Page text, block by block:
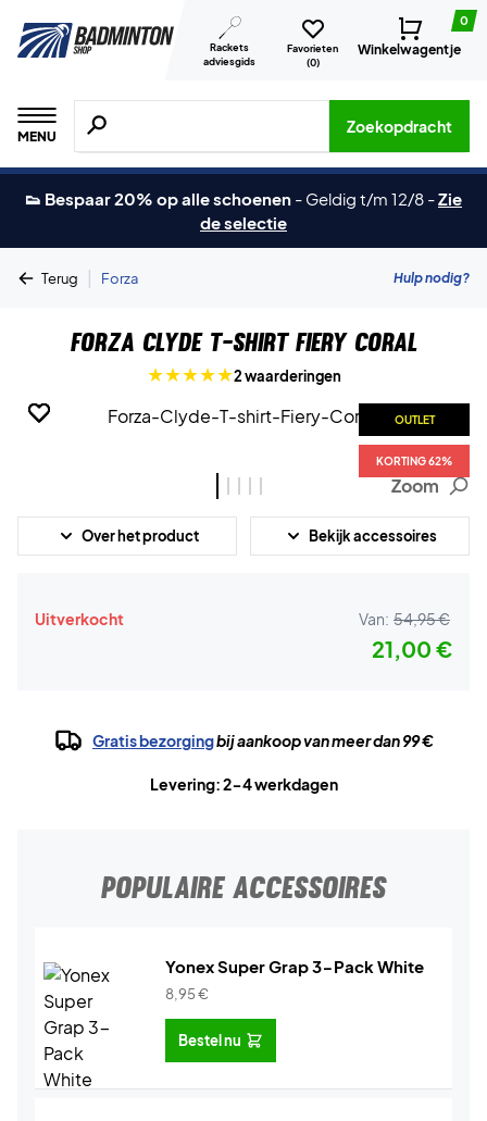
Rackets
adviesgids
Favorieten
(0)
0
Winkelwagentje
MENU
Zoeken naar producten, merken etc.
Zoekopdracht
👟 Bespaar 20% op alle schoenen - Geldig t/m 12/8 -Zie
de selectie
Terug | Forza Hulp nodig?
Forza Clyde T-shirt Fiery Coral
2 waarderingen
OUTLET
KORTING 62%
OUTLET
KORTING 62%
OUTLET
KORTING 62%
OUTLET
KORTING 62%
OUTLET
KORTING 62%
Zoom
Over het product Bekijk accessoires
Uitverkocht Van: 54,95 €
21,00 €
Gratis bezorgingbij aankoop van meer dan 99 €
Levering: 2-4 werkdagen
POPULAIRE ACCESSOIRES
Yonex Super Grap 3-Pack White
8,95€
Bestel nu